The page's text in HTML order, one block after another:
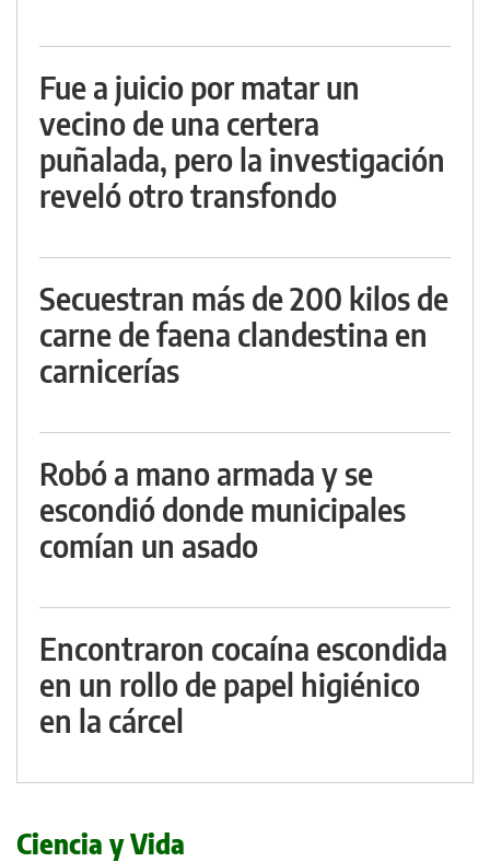
Fue a juicio por matar un
vecino de una certera
puñalada, pero la investigación
reveló otro transfondo
Secuestran más de 200 kilos de
carne de faena clandestina en
carnicerías
Robó a mano armada y se
escondió donde municipales
comían un asado
Encontraron cocaína escondida
en un rollo de papel higiénico
en la cárcel
Ciencia y Vida